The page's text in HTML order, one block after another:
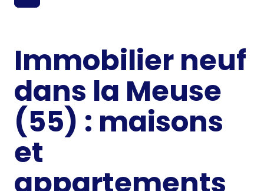
Immobilier neuf
dans la Meuse
(55) : maisons
et